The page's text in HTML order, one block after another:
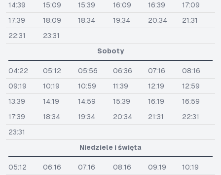
14:39
15:09 15:39 16:09 16:39
17:09
17:39
18:09 18:34 19:34 20:34
21:31
22:31
23:31
Soboty
04:22 05:12 05:56 06:36 07:16
08:16
09:19
10:19 10:59 11:39 12:19
12:59
13:39
14:19 14:59 15:39 16:19
16:59
17:39
18:34 19:34 20:34 21:31
22:31
23:31
Niedziele i święta
05:12 06:16 07:16 08:16 09:19
10:19